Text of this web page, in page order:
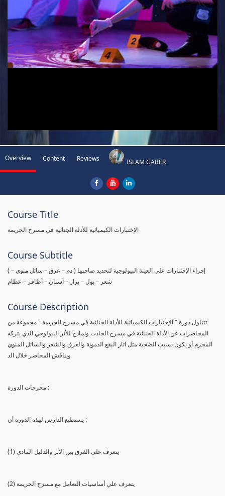
Overview Content Reviews ISLAM GABER
Course Title
الإختبارات الكيميائية للأدلة الجنائية في مسرح الجريمة
Course Subtitle
( إجراء الإختبارات علي العينة البيولوجية لتحديد صاحبها ( دم – عرق – سائل منوي –
شعر – بول – براز – أسنان – أظافر – عظام
Course Description
تتناول دورة " الإختبارات الكيميائية للأدلة الجنائية في مسرح الجريمة " مجموعة من
المحاضرات عن الأدلة الجنائية في مسرح الحادث ونماذج للأثر البيولوجي الذي يتركه
المجرم أو يكون بسبب الضحية مثل اثار البقع الدموية والعرق والشعر والسائل المنوي
ويناقش المحاضر خلال الد
مخرجات الدورة :
يستطيع الدارس لهذه الدورة أن :
(1) يتعرف علي الفرق بين الأثر والدليل المادي
(2) يتعرف علي أساسيات التعامل مع مسرح الجريمة